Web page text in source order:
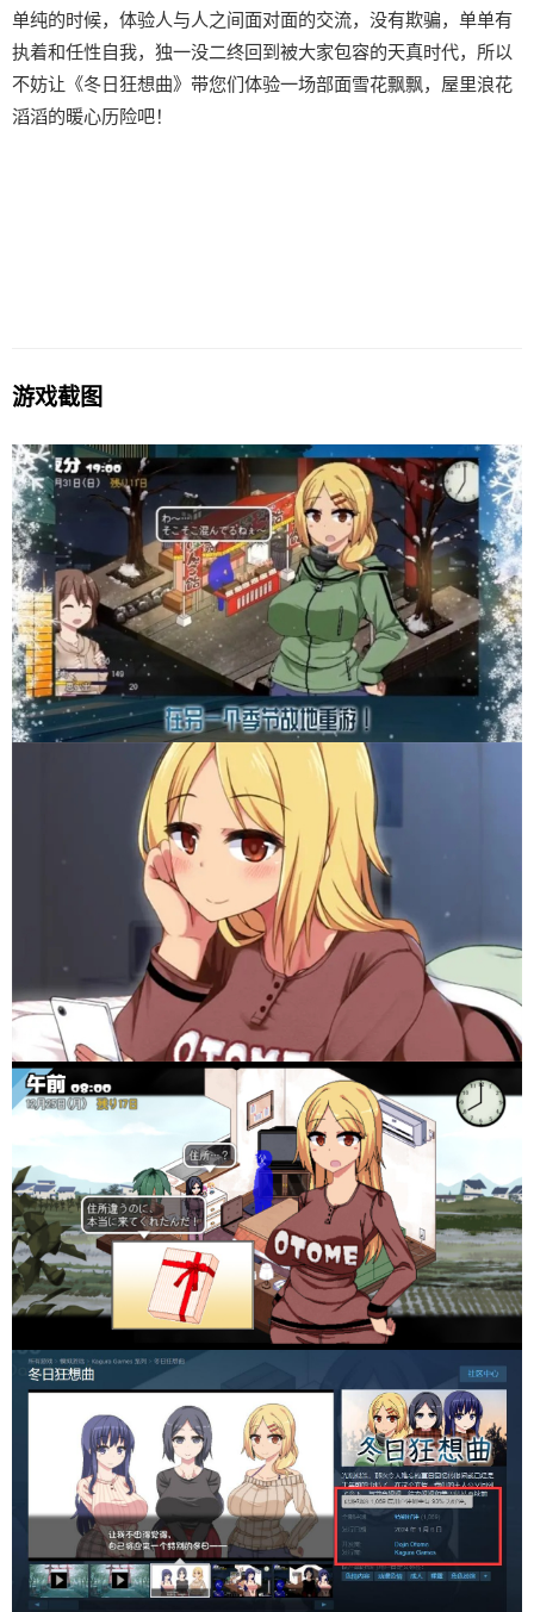
单纯的时候，体验人与人之间面对面的交流，没有欺骗，单单有
执着和任性自我，独一没二终回到被大家包容的天真时代，所以
不妨让《冬日狂想曲》带您们体验一场​​部面雪花飘飘，屋里浪花
滔滔​​的暖心历险吧！
游戏截图